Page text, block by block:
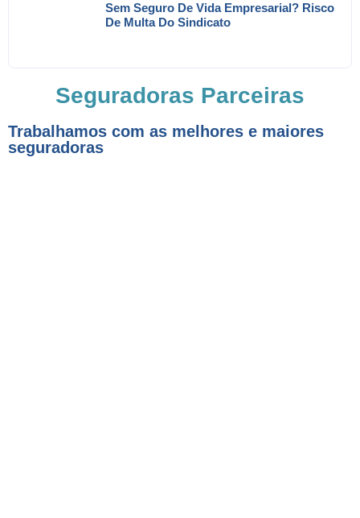
Sem Seguro De Vida Empresarial? Risco
De Multa Do Sindicato
Seguradoras Parceiras
Trabalhamos com as melhores e maiores
seguradoras